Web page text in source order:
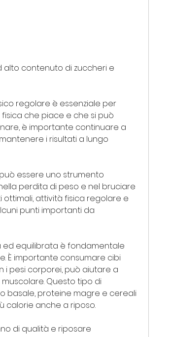
regolare è essenziale per
che piace e che si può
è importante continuare a
i risultati a lungo
essere uno strumento
perdita di peso e nel bruciare
ottimali, attività fisica regolare e
punti importanti da
ed equilibrata è fondamentale
È importante consumare cibi
i pesi corporei, può aiutare a
Questo tipo di
basale, proteine magre e cereali
calorie anche a riposo.
di qualità e riposare